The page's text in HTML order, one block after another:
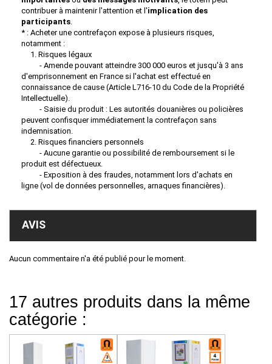
contribuer à maintenir l'attention et l'implication des
participants.
* : Acheter une contrefaçon expose à plusieurs risques,
notamment :
1. Risques légaux
- Amende pouvant atteindre 300 000 euros et jusqu'à 3 ans
d'emprisonnement en France si l'achat est effectué en
connaissance de cause (Article L716-10 du Code de la Propriété
Intellectuelle).
- Saisie du produit : Les autorités douanières ou policières
peuvent confisquer immédiatement la contrefaçon sans
indemnisation.
2. Risques financiers personnels
- Aucune garantie ou possibilité de remboursement si le
produit est défectueux.
- Exposition à des fraudes, notamment lors d'achats en
ligne (vol de données personnelles, arnaques financières).
AVIS
Aucun commentaire n'a été publié pour le moment.
17 autres produits dans la même
catégorie :